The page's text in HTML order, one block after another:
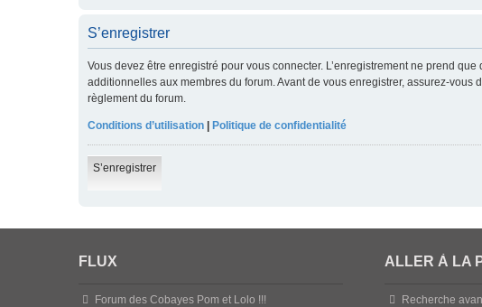
S’enregistrer
Vous devez être enregistré pour vous connecter. L’enregistrement ne prend
additionnelles aux membres du forum. Avant de vous enregistrer, assurez-
règlement du forum.
Conditions d’utilisation Politique de confidentialité
S’enregistrer
FLUX
Forum des Cobayes Pom et Lolo !!!
ALLER À LA
Recherche